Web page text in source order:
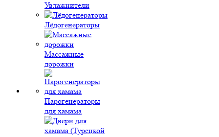
Увлажнители
Лёдогенераторы
Массажные
дорожки
Парогенераторы
для хамама